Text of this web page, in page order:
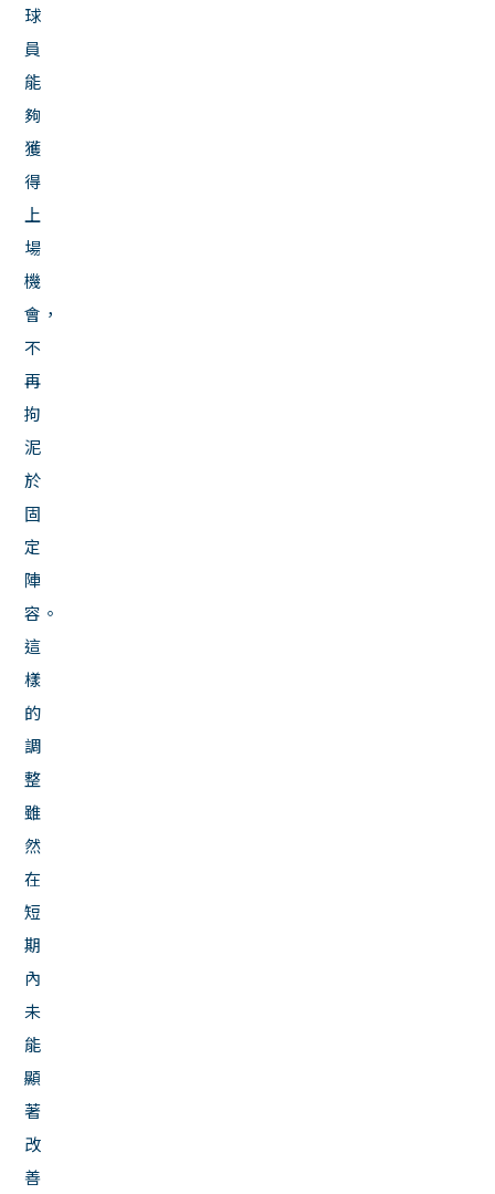
球
員
能
夠
獲
得
上
場
機
會，
不
再
拘
泥
於
固
定
陣
容。
這
樣
的
調
整
雖
然
在
短
期
內
未
能
顯
著
改
善